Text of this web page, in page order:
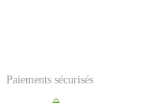
Paiements sécurisés